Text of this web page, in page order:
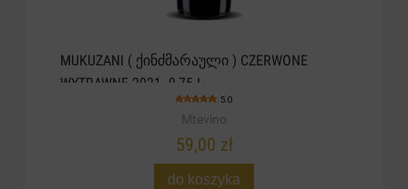
MUKUZANI ( ᲥᲘᲜᲫᲛᲐᲠᲐᲣᲚᲘ ) CZERWONE
WYTRAWNE 2021. 0,75 L
5.0
Mtevino
59,00 zł
do koszyka